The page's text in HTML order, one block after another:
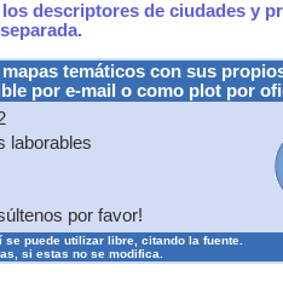
descriptores de ciudades y
temáticos con sus
por e-mail o como plot por
laborables
por favor!
puede utilizar libre, citando la fuente.
si estas no se modifica.